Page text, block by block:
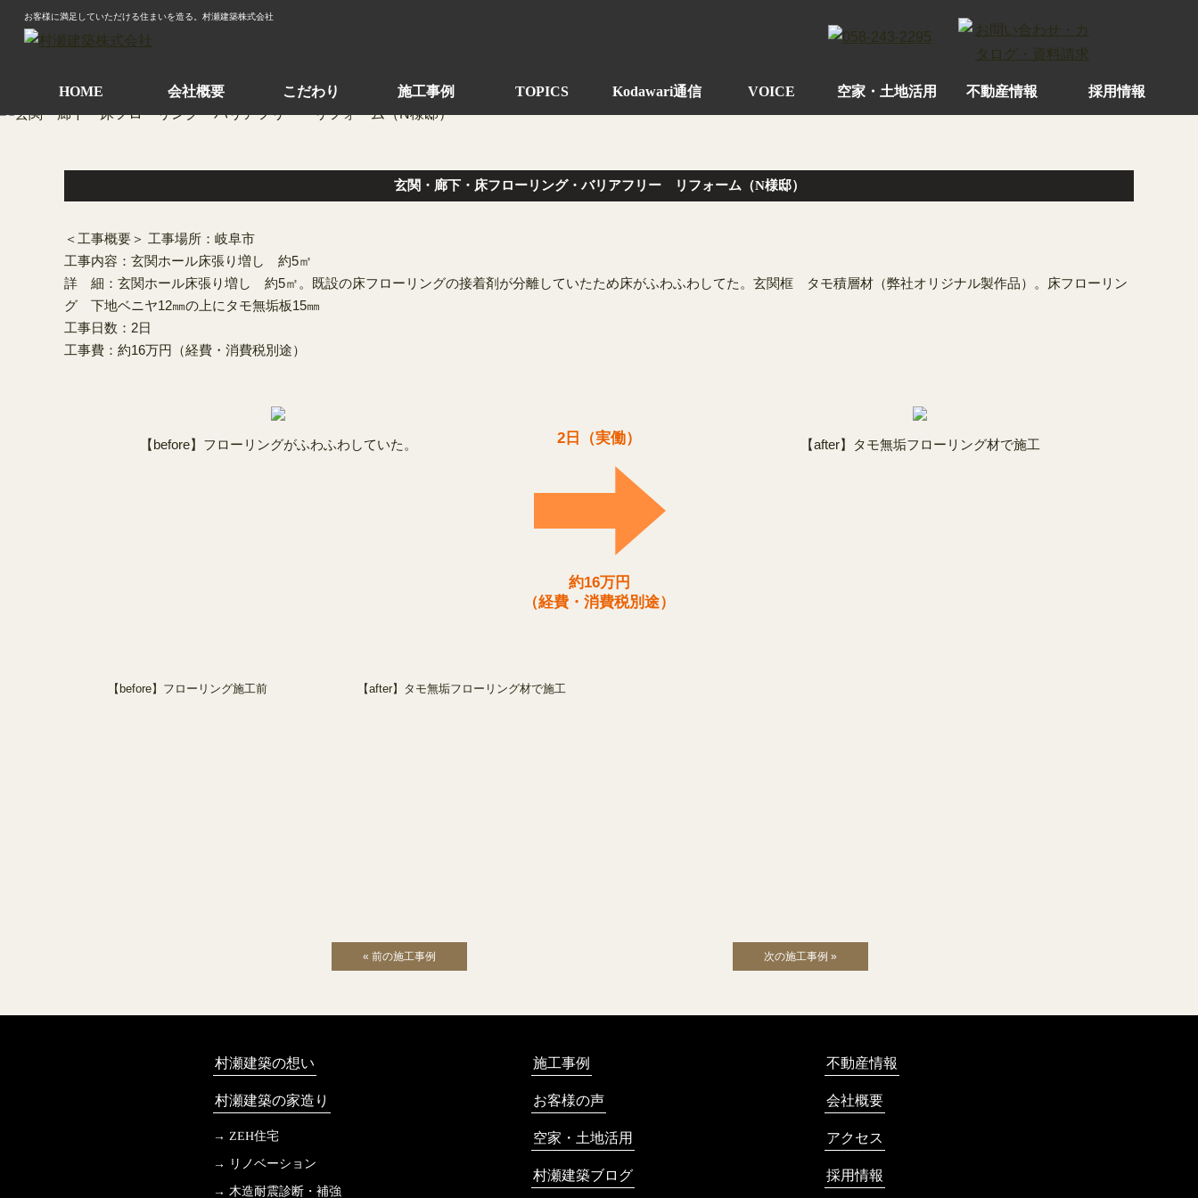
お客様に満足していただける住まいを造る。村瀬建築株式会社
HOME 会社概要 こだわり 施工事例 TOPICS Kodawari通信 VOICE 空家・土地活用 不動産情報 採用情報
玄関・廊下・床フローリング・バリアフリー リフォーム（N様邸）
＜工事概要＞ 工事場所：岐阜市
工事内容：玄関ホール床張り増し 約5㎡
詳 細：玄関ホール床張り増し 約5㎡。既設の床フローリングの接着剤が分離していたため床がふわふわしてた。玄関框 タモ積層材（弊社オリジナル製作品）。床フローリン
グ 下地ベニヤ12㎜の上にタモ無垢板15㎜
工事日数：2日
工事費：約16万円（経費・消費税別途）
【before】フローリングがふわふわしていた。 2日（実働）
約16万円
（経費・消費税別途）
【after】タモ無垢フローリング材で施工
【before】フローリング施工前 【after】タモ無垢フローリング材で施工
« 前の施工事例 次の施工事例 »
村瀬建築の想い
村瀬建築の家造り
ZEH住宅
リノベーション
木造耐震診断・補強
施工事例
お客様の声
空家・土地活用
村瀬建築ブログ
不動産情報
会社概要
アクセス
採用情報